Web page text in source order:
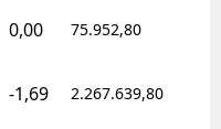
0,00 75.952,80
-1,69 2.267.639,80